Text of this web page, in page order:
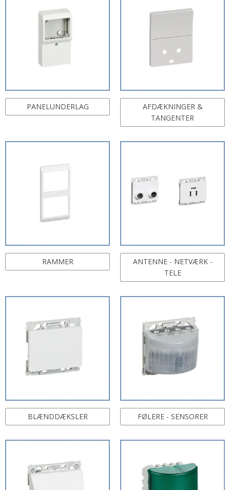
PANELUNDERLAG
AFDÆKNINGER &
TANGENTER
RAMMER
ANTENNE - NETVÆRK -
TELE
BLÆNDDÆKSLER FØLERE - SENSORER